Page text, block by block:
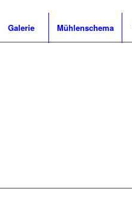
Galerie Mühlenschema